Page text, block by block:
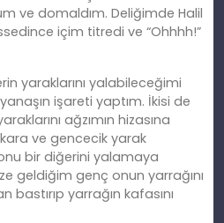
ve domaldım. Deliğimde Halil
içim titredi ve “Ohhhh!”
yaraklarını yalabileceğimi
işareti yaptım. İkisi de
ağzımın hizasına
ve gencecik yarak
bir diğerini yalamaya
geldiğim genç onun yarrağını
bastırıp yarrağın kafasını